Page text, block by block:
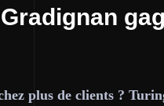
plus de clients ?